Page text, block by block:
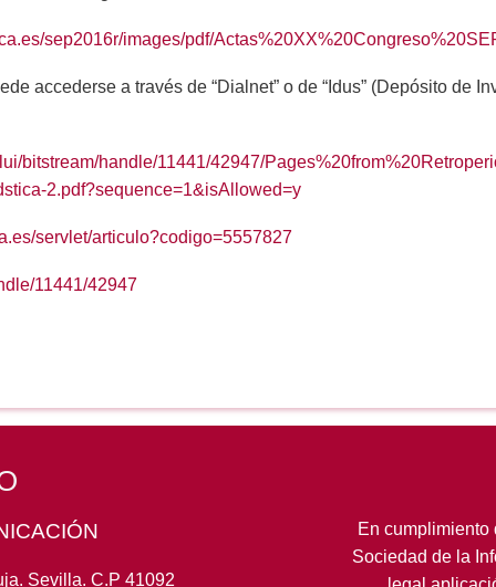
sep2016r/images/pdf/
accederse a través de “Dialnet” o de “Idus” (Depósito de
bitstream/handle/11441/42947/
2.pdf?sequence=1&isAllowed=y
servlet/articulo?codigo=5557827
11441/42947
Sevilla. C.P 41092
En cumplimiento
Sociedad de la